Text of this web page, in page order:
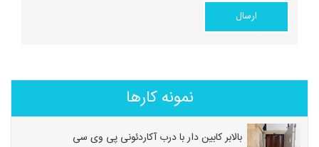
نمونه کارها
بالابر کابین دار با درب آکاردئونی پی وی سی